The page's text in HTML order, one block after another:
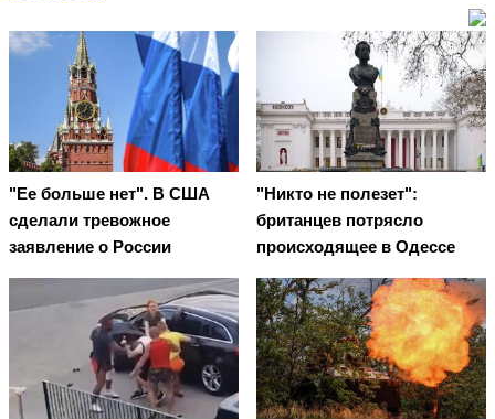
"Ее больше нет". В США
сделали тревожное
заявление о России
"Никто не полезет":
британцев потрясло
происходящее в Одессе